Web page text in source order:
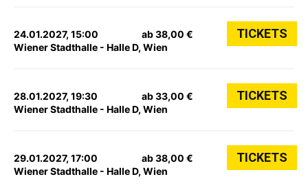
24.01.2027, 15:00
Wiener Stadthalle - Halle D, Wien
ab 38,00 € TICKETS
28.01.2027, 19:30
Wiener Stadthalle - Halle D, Wien
ab 33,00 € TICKETS
29.01.2027, 17:00
Wiener Stadthalle - Halle D, Wien
ab 38,00 € TICKETS